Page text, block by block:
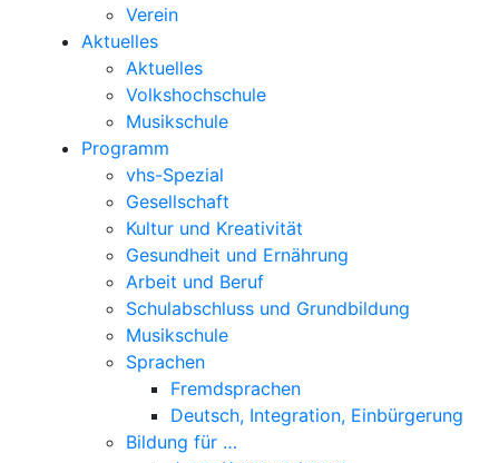
Verein
Aktuelles
Aktuelles
Volkshochschule
Musikschule
Programm
vhs-Spezial
Gesellschaft
Kultur und Kreativität
Gesundheit und Ernährung
Arbeit und Beruf
Schulabschluss und Grundbildung
Musikschule
Sprachen
Fremdsprachen
Deutsch, Integration, Einbürgerung
Bildung für …